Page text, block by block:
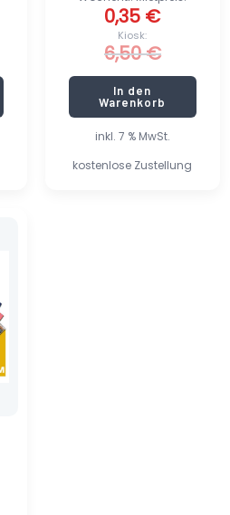
inkl. 7 % MwSt.
kostenlose Zustellung
Kiosk:
6,50€
0,35 €
In den
Warenkorb